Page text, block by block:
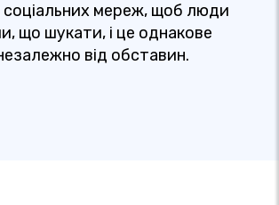
мереж, щоб люди
що шукати, і це однакове
від обставин.